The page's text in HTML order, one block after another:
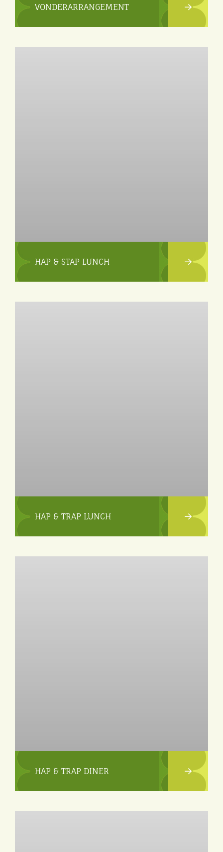
VONDERARRANGEMENT
HAP & STAP LUNCH
HAP & TRAP LUNCH
HAP & TRAP DINER